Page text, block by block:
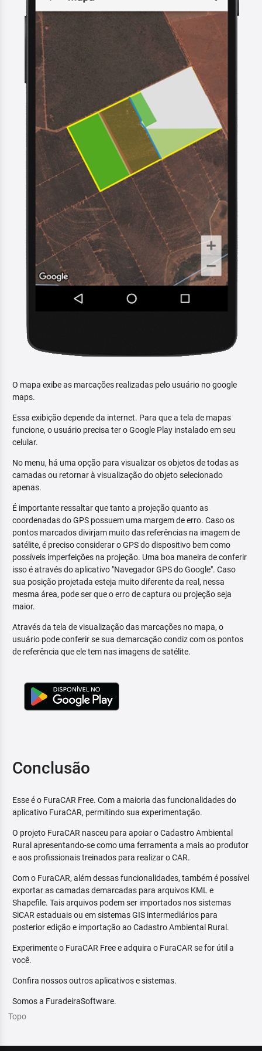
O mapa exibe as marcações realizadas pelo usuário no google
maps.
Essa exibição depende da internet. Para que a tela de mapas
funcione, o usuário precisa ter o Google Play instalado em seu
celular.
No menu, há uma opção para visualizar os objetos de todas as
camadas ou retornar à visualização do objeto selecionado
apenas.
É importante ressaltar que tanto a projeção quanto as
coordenadas do GPS possuem uma margem de erro. Caso os
pontos marcados divirjam muito das referências na imagem de
satélite, é preciso considerar o GPS do dispositivo bem como
possíveis imperfeições na projeção. Uma boa maneira de conferir
isso é através do aplicativo "Navegador GPS do Google". Caso
sua posição projetada esteja muito diferente da real, nessa
mesma área, pode ser que o erro de captura ou projeção seja
maior.
Através da tela de visualização das marcações no mapa, o
usuário pode conferir se sua demarcação condiz com os pontos
de referência que ele tem nas imagens de satélite.
Conclusão
Esse é o FuraCAR Free. Com a maioria das funcionalidades do
aplicativo FuraCAR, permitindo sua experimentação.
O projeto FuraCAR nasceu para apoiar o Cadastro Ambiental
Rural apresentando-se como uma ferramenta a mais ao produtor
e aos profissionais treinados para realizar o CAR.
Com o FuraCAR, além dessas funcionalidades, também é possível
exportar as camadas demarcadas para arquivos KML e
Shapefile. Tais arquivos podem ser importados nos sistemas
SiCAR estaduais ou em sistemas GIS intermediários para
posterior edição e importação ao Cadastro Ambiental Rural.
Experimente o FuraCAR Free e adquira o FuraCAR se for útil a
você.
Confira nossos outros aplicativos e sistemas.
Somos a FuradeiraSoftware.
Topo